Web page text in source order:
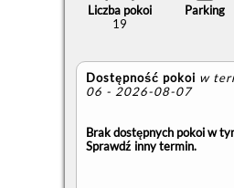
Liczba pokoi
19
Parking
Dostępność pokoi w
06 - 2026-08-07
Brak dostępnych pokoi w
Sprawdź inny termin.